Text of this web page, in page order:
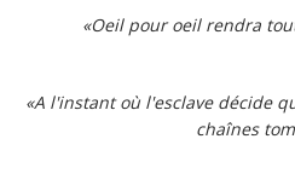
«Oeil pour oeil rendra
«A l'instant où l'esclave décide
chaînes